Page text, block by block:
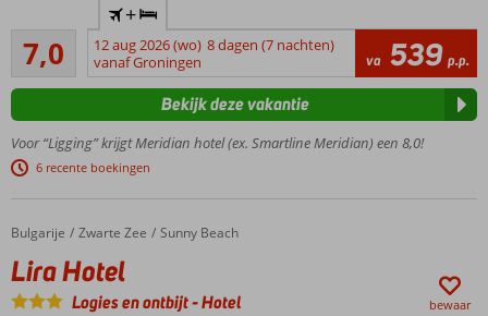
van
het
strand
loopafstand
van het
centrum
Restaurant
met
panoramisch
uitzicht
Frisse,
7,0
Voldoende/goed
20
beoordelingen
+
12 aug 2026 (wo) 8 dagen (7 nachten)
vanaf Groningen
va 539 p.p.
Voor “Ligging” krijgt Meridian hotel (ex. Smartline Meridian) een 8,0!
6 recente boekingen
Bekijk deze vakantie
Home
Bulgarije Zwarte Zee Sunny Beach
Lira Hotel
Lira Hotel
Logies en ontbijt-Hotel bewaar